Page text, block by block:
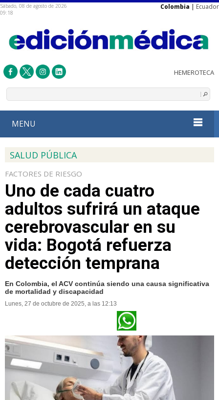
Sábado, 08 de agosto de 2026
09:18
Colombia | Ecuador
MENU
SALUD PÚBLICA
FACTORES DE RIESGO
Uno de cada cuatro
adultos sufrirá un ataque
cerebrovascular en su
vida: Bogotá refuerza
detección temprana
En Colombia, el ACV continúa siendo una causa significativa
de mortalidad y discapacidad
Lunes, 27 de octubre de 2025, a las 12:13